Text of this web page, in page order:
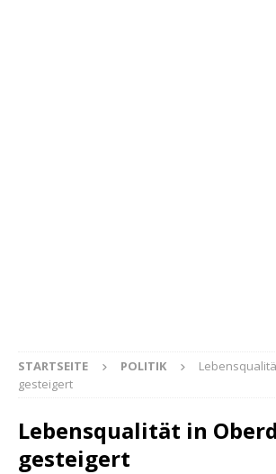
STARTSEITE POLITIK
gesteigert
Lebensqualität in
gesteigert